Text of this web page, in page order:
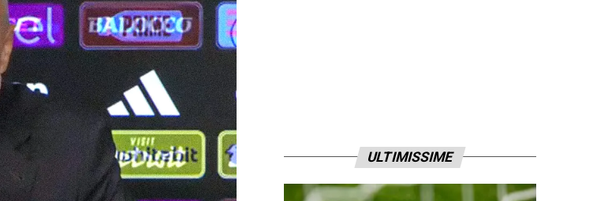
ULTIMISSIME